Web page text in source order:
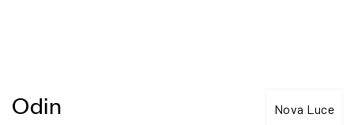
Nova Luce
Odin